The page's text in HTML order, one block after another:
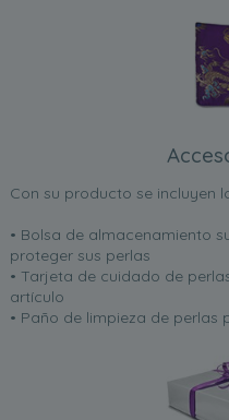
Con su producto se incluyen
• Bolsa de almacenamiento
proteger sus perlas
• Tarjeta de cuidado de
artículo
• Paño de limpieza de perlas